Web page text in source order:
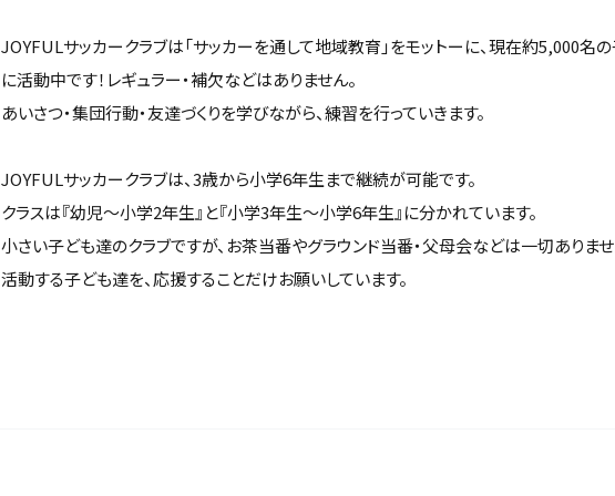
JOYFULサッカークラブは「サッカーを通して地域教育」をモットーに、現在約5,000名
に活動中です！レギュラー・補欠などはありません。
あいさつ・集団行動・友達づくりを学びながら、練習を行っていきます。
JOYFULサッカークラブは、3歳から小学6年生まで継続が可能です。
クラスは『幼児～小学2年生』と『小学3年生～小学6年生』に分かれています。
小さい子ども達のクラブですが、お茶当番やグラウンド当番・父母会などは一切ありま
活動する子ども達を、応援することだけお願いしています。